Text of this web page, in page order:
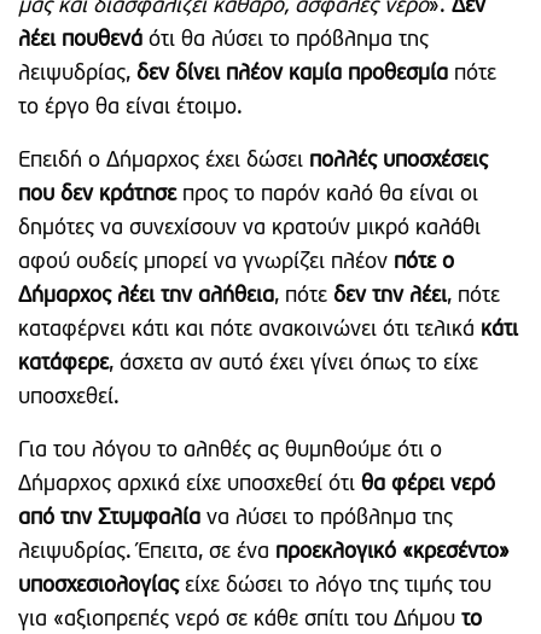
μας και διασφαλίζει καθαρό, ασφαλές νερό».Δεν
λέει πουθενά ότι θα λύσει το πρόβλημα της
λειψυδρίας, δεν δίνει πλέον καμία προθεσμία πότε
το έργο θα είναι έτοιμο.
Επειδή ο Δήμαρχος έχει δώσει πολλές υποσχέσεις
που δεν κράτησεπρος το παρόν καλό θα είναι οι
δημότες να συνεχίσουν να κρατούν μικρό καλάθι
αφού ουδείς μπορεί να γνωρίζει πλέον πότε ο
Δήμαρχος λέει την αλήθεια, πότεδεν την λέει, πότε
καταφέρνει κάτι και πότε ανακοινώνει ότι τελικά κάτι
κατάφερε, άσχετα αν αυτό έχει γίνει όπως το είχε
υποσχεθεί.
Για του λόγου το αληθές ας θυμηθούμε ότι ο
Δήμαρχος αρχικά είχε υποσχεθεί ότιθα φέρει νερό
από την Στυμφαλία να λύσει το πρόβλημα της
λειψυδρίας. Έπειτα, σε ένα προεκλογικό «κρεσέντο»
υποσχεσιολογίαςείχε δώσει το λόγο της τιμής του
για «αξιοπρεπές νερό σε κάθε σπίτι του Δήμουτο